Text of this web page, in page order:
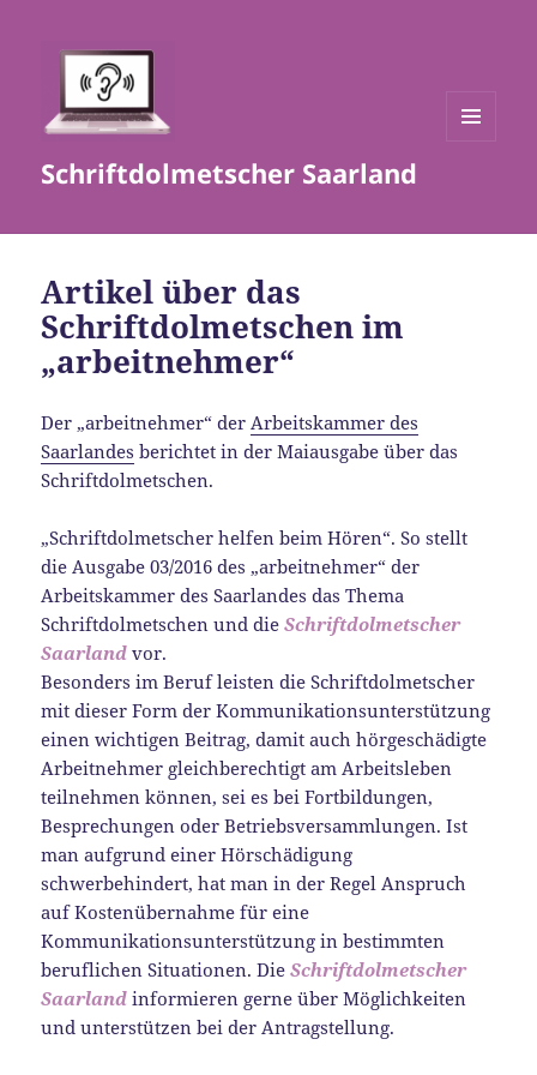
Schriftdolmetscher Saarland
Artikel über das
Schriftdolmetschen im
„arbeitnehmer“
Der „arbeitnehmer“ derArbeitskammer des
Saarlandes berichtet in der Maiausgabe über das
Schriftdolmetschen.
„Schriftdolmetscher helfen beim Hören“. So stellt
die Ausgabe 03/2016 des „arbeitnehmer“ der
Arbeitskammer des Saarlandes das Thema
Schriftdolmetschen und dieSchriftdolmetscher
Saarland vor.
Besonders im Beruf leisten die Schriftdolmetscher
mit dieser Form der Kommunikationsunterstützung
einen wichtigen Beitrag, damit auch hörgeschädigte
Arbeitnehmer gleichberechtigt am Arbeitsleben
teilnehmen können, sei es bei Fortbildungen,
Besprechungen oder Betriebsversammlungen. Ist
man aufgrund einer Hörschädigung
schwerbehindert, hat man in der Regel Anspruch
auf Kostenübernahme für eine
Kommunikationsunterstützung in bestimmten
beruflichen Situationen. DieSchriftdolmetscher
Saarland informieren gerne über Möglichkeiten
und unterstützen bei der Antragstellung.